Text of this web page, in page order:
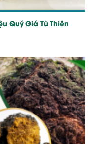
Quý Giá Từ Thiên